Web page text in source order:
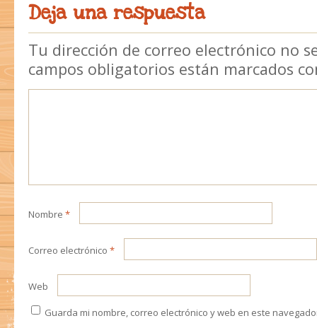
Deja una respuesta
Tu dirección de correo electrónico no
campos obligatorios están marcados
Nombre *
Correo electrónico *
Web
Guarda mi nombre, correo electrónico y web en este